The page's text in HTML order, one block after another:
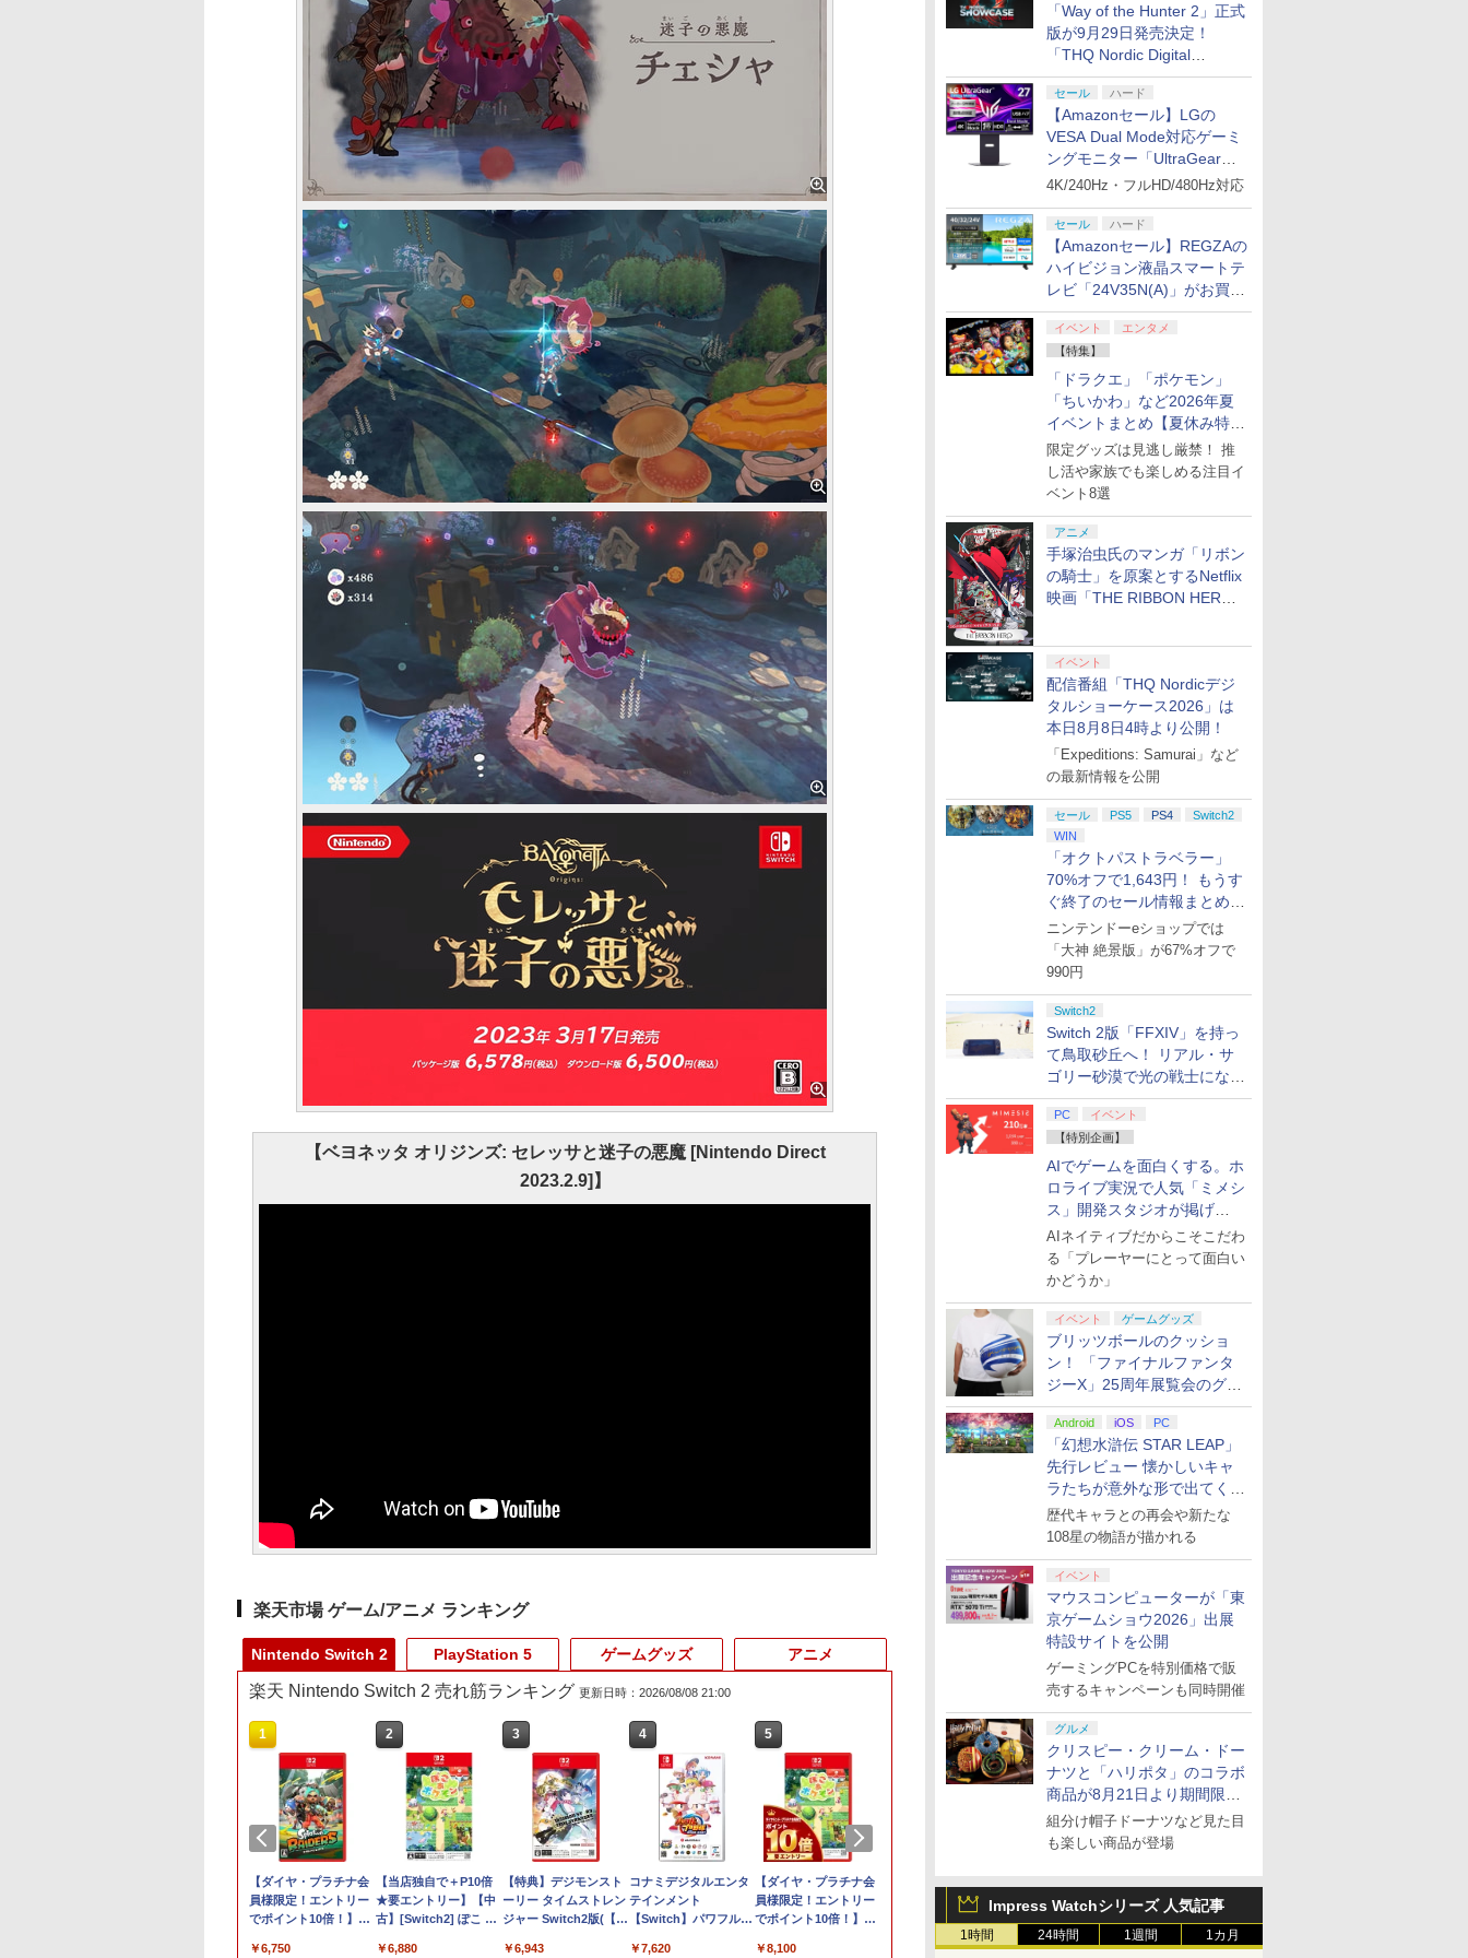
「Way of the Hunter 2」正式
版が9月29日発売決定！
「THQ Nordic Digital
Showcase 2026」まとめ
セール ハード
【Amazonセール】LGの
VESA Dual Mode対応ゲーミ
ングモニター「UltraGear
27G850A-B」がお買い得！
4K/240Hz・フルHD/480Hz対応
セール ハード
【Amazonセール】REGZAの
ハイビジョン液晶スマートテ
レビ「24V35N(A)」がお買い
得！
イベント
エンタメ
【特集】
「ドラクエ」「ポケモン」
「ちいかわ」など2026年夏
イベントまとめ【夏休み特
集】
限定グッズは見逃し厳禁！ 推
し活や家族でも楽しめる注目イ
ベント8選
アニメ
手塚治虫氏のマンガ「リボン
の騎士」を原案とするNetflix
映画「THE RIBBON HERO
イベント
配信番組「THQ Nordicデジ
タルショーケース2026」は
本日8月8日4時より公開！
「Expeditions: Samurai」など
の最新情報を公開
セール PS5 PS4
Switch2
WIN
「オクトパストラベラー」
70%オフで1,643円！ もうす
ぐ終了のセール情報まとめ
【8月8日更新】
ニンテンドーeショップでは
「大神 絶景版」が67%オフで
990円
Switch2
Switch 2版「FFXIV」を持っ
て鳥取砂丘へ！ リアル・サ
ゴリー砂漠で光の戦士になっ
てみた
PC
イベント
【特別企画】
AIでゲームを面白くする。ホ
ロライブ実況で人気「ミメシ
ス」開発スタジオが掲げ
る“AI活用の信念”とは？【講
演レポート】
AIネイティブだからこそこだわ
る「プレーヤーにとって面白い
かどうか」
イベント ゲームグッズ
ブリッツボールのクッショ
ン！ 「ファイナルファンタ
ジーX」25周年展覧会のグッ
ズ情報が公開
Android iOS PC
「幻想水滸伝 STAR LEAP」
先行レビュー 懐かしいキャ
ラたちが意外な形で出てくる
シリーズ完全新作！
歴代キャラとの再会や新たな
108星の物語が描かれる
イベント
マウスコンピューターが「東
京ゲームショウ2026」出展
特設サイトを公開
ゲーミングPCを特別価格で販
売するキャンペーンも同時開催
グルメ
クリスピー・クリーム・ドー
ナツと「ハリポタ」のコラボ
商品が8月21日より期間限定
で発売
組分け帽子ドーナツなど見た目
も楽しい商品が登場
Impress Watchシリーズ 人気記事
1時間 24時間 1週間 1カ月
【ベヨネッタ オリジンズ: セレッサと迷子の悪魔 [Nintendo Direct
2023.2.9]】
楽天市場 ゲーム/アニメ ランキング
Nintendo Switch 2
楽天 Nintendo Switch 2 売れ筋ランキング 更新日時：2026/08/08 21:00
1
【ダイヤ・プラチナ会
員様限定！エントリー
でポイント10倍！】
￥6,750
2
【当店独自で＋P10倍
★要エントリー】【中
古】[Switch2] ぽこ あ
￥6,880
3
【特典】デジモンスト
ーリー タイムストレン
ジャー Switch2版(【早
￥6,943
4
コナミデジタルエンタ
テインメント
【Switch】パワフルプ
￥7,620
5
【ダイヤ・プラチナ会
員様限定！エントリー
でポイント10倍！】
￥8,100
【新品】Samsung
Card 256GB for
￥8,200
Switch2版(【早期購入
￥8,518
国内メーカー] Switch
ー 有機ELモデル Lite
￥4,375
PlayStation 5 ゲームグッズ アニメ